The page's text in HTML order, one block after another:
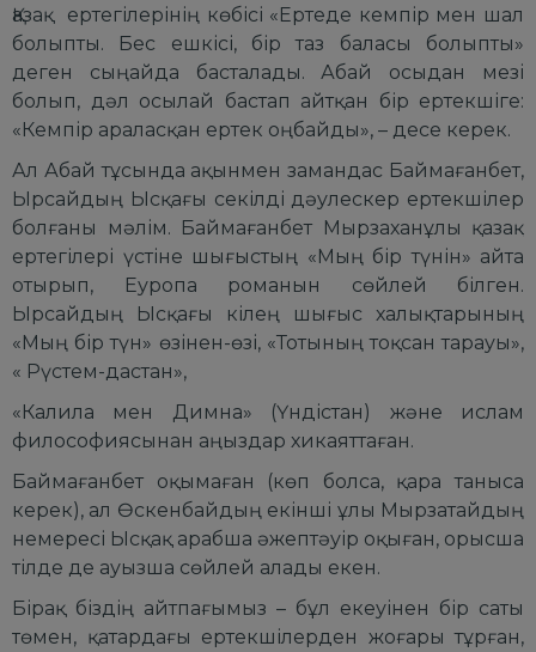
Қазақ ертегілерінің көбісі «Ертеде кемпір мен шал
болыпты. Бес ешкісі, бір таз баласы болыпты»
деген сыңайда басталады. Абай осыдан мезі
болып, дәл осылай бастап айтқан бір ертекшіге:
«Кемпір араласқан ертек оңбайды», – десе керек.
Ал Абай тұсында ақынмен замандас Баймағанбет,
Ырсайдың Ысқағы секілді дәулескер ертекшілер
болғаны мәлім. Баймағанбет Мырзаханұлы қазақ
ертегілері үстіне шығыстың «Мың бір түнін» айта
отырып, Еуропа романын сөйлей білген.
Ырсайдың Ысқағы кілең шығыс халықтарының
«Мың бір түн» өзінен-өзі, «Тотының тоқсан тарауы»,
« Рүстем-дастан»,
«Калила мен Димна» (Үндістан) және ислам
философиясынан аңыздар хикаяттаған.
Баймағанбет оқымаған (көп болса, қара таныса
керек), ал Өскенбайдың екінші ұлы Мырзатайдың
немересі Ысқақ арабша әжептәуір оқыған, орысша
тілде де ауызша сөйлей алады екен.
Бірақ біздің айтпағымыз – бұл екеуінен бір саты
төмен, қатардағы ертекшілерден жоғары тұрған,